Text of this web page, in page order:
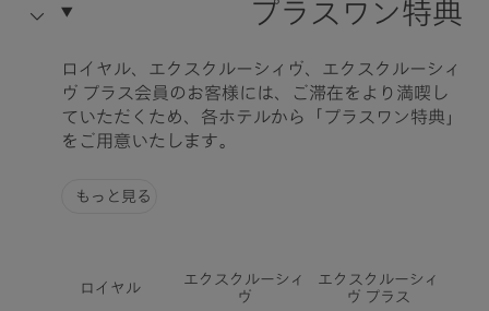
行き先を選択
日付を選択
プラスワン特典
ロイヤル、エクスクルーシィヴ、エクスクルーシィ
ヴ プラス会員のお客様には、ご滞在をより満喫し
ていただくため、各ホテルから「プラスワン特典」
をご用意いたします。
もっと見る
ロイヤル エクスクルーシィ
ヴ
エクスクルーシィ
ヴ プラス